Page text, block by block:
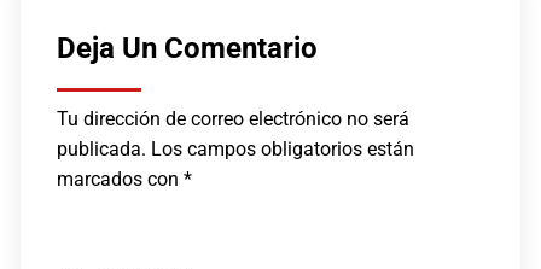
Deja Un Comentario
Tu dirección de correo electrónico no será
publicada. Los campos obligatorios están
marcados con*